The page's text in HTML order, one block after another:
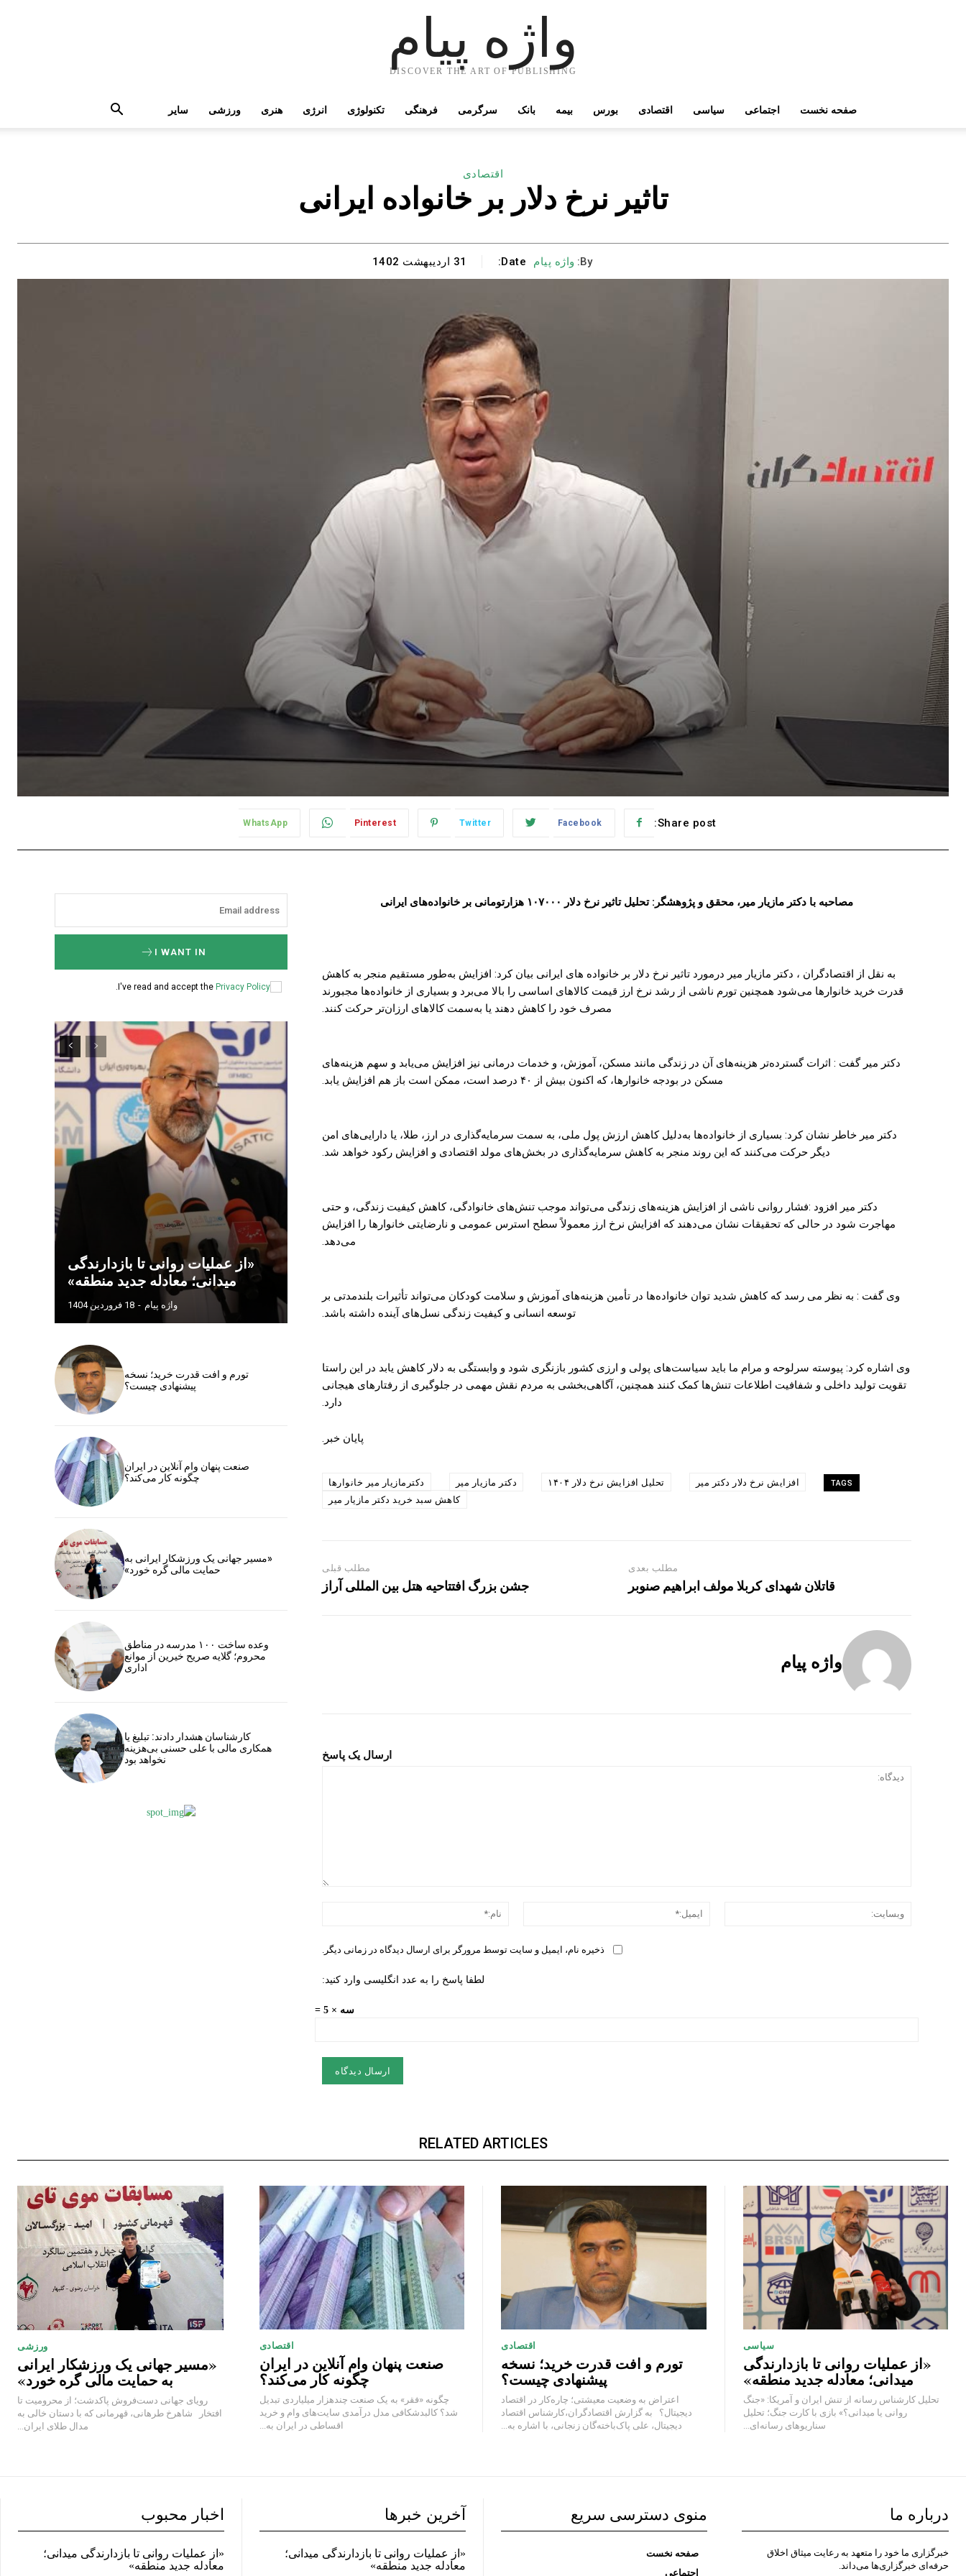
واژه پیام
DISCOVER THE ART OF PUBLISHING
صفحه نخست اجتماعی سیاسی اقتصادی بورس بیمه بانک سرگرمی فرهنگی تکنولوژی انرژی هنری ورزشی سایر
اقتصادی
تاثیر نرخ دلار بر خانواده ایرانی
By: واژه پیام Date: 31 اردیبهشت 1402
Share post:
Facebook
Twitter
Pinterest
WhatsApp
مصاحبه با دکتر مازیار میر، محقق و پژوهشگر: تحلیل تاثیر نرخ دلار ۱۰۷۰۰۰ هزارتومانی بر خانواده‌های ایرانی
به نقل از اقتصادگران ، دکتر مازیار میر درمورد تاثیر نرخ دلار بر خانواده های ایرانی بیان کرد: افزایش به‌طور مستقیم منجر به کاهش
قدرت خرید خانوارها می‌شود همچنین تورم ناشی از رشد نرخ ارز قیمت کالاهای اساسی را بالا می‌برد و بسیاری از خانواده‌ها مجبورند
مصرف خود را کاهش دهند یا به‌سمت کالاهای ارزان‌تر حرکت کنند.
دکتر میر گفت : اثرات گسترده‌تر هزینه‌های آن در زندگی مانند مسکن، آموزش، و خدمات درمانی نیز افزایش می‌یابد و سهم هزینه‌های
مسکن در بودجه خانوارها، که اکنون بیش از ۴۰ درصد است، ممکن است باز هم افزایش یابد.
دکتر میر خاطر نشان کرد: بسیاری از خانواده‌ها به‌دلیل کاهش ارزش پول ملی، به سمت سرمایه‌گذاری در ارز، طلا، یا دارایی‌های امن
دیگر حرکت می‌کنند که این روند منجر به کاهش سرمایه‌گذاری در بخش‌های مولد اقتصادی و افزایش رکود خواهد شد.
دکتر میر افزود :فشار روانی ناشی از افزایش هزینه‌های زندگی می‌تواند موجب تنش‌های خانوادگی، کاهش کیفیت زندگی، و حتی
مهاجرت شود در حالی که تحقیقات نشان می‌دهند که افزایش نرخ ارز معمولاً سطح استرس عمومی و نارضایتی خانوارها را افزایش
می‌دهد.
وی گفت : به نظر می رسد که کاهش شدید توان خانواده‌ها در تأمین هزینه‌های آموزش و سلامت کودکان می‌تواند تأثیرات بلندمدتی بر
توسعه انسانی و کیفیت زندگی نسل‌های آینده داشته باشد.
وی اشاره کرد: پیوسته سرلوحه و مرام ما باید سیاست‌های پولی و ارزی کشور بازنگری شود و وابستگی به دلار کاهش یابد در این راستا
تقویت تولید داخلی و شفافیت اطلاعات تنش‌ها کمک کنند همچنین، آگاهی‌بخشی به مردم نقش مهمی در جلوگیری از رفتارهای هیجانی
دارد.
پایان خبر.
TAGS افزایش نرخ دلار دکتر میر تحلیل افزایش نرخ دلار ۱۴۰۴ دکتر مازیار میر
دکترمازیار میر خانوارها
کاهش سبد خرید دکتر مازیار میر
مطلب قبلی
جشن بزرگ افتتاحیه هتل بین المللی آراز
مطلب بعدی
قاتلان شهدای کربلا مولف ابراهیم صنوبر
واژه پیام
ارسال یک پاسخ
ایمیل:* وبسایت:
ذخیره نام، ایمیل و سایت توسط مرورگر برای ارسال دیدگاه در زمانی دیگر.
لطفا پاسخ را به عدد انگلیسی وارد کنید:
سه × 5 =
I WANT IN
I've read and accept the Privacy Policy
«از عملیات روانی تا بازدارندگی
میدانی؛ معادله جدید منطقه»
واژه پیام - 18 فروردین 1404
تورم و افت قدرت خرید؛ نسخه
پیشنهادی چیست؟
صنعت پنهان وام آنلاین در ایران
چگونه کار می‌کند؟
«مسیر جهانی یک ورزشکار ایرانی به
حمایت مالی گره خورد»
وعده ساخت ۱۰۰ مدرسه در مناطق
محروم؛ گلایه صریح خیرین از موانع
اداری
کارشناسان هشدار دادند: تبلیغ یا
همکاری مالی با علی حسنی بی‌هزینه
نخواهد بود
RELATED ARTICLES
سیاسی
«از عملیات روانی تا بازدارندگی
میدانی؛ معادله جدید منطقه»
تحلیل کارشناس رسانه از تنش ایران و آمریکا: «جنگ
روانی یا میدانی؟» بازی با کارت جنگ؛ تحلیل
سناریوهای رسانه‌ای...
اقتصادی
تورم و افت قدرت خرید؛ نسخه
پیشنهادی چیست؟
اعتراض به وضعیت معیشتی؛ چاره‌کار در اقتصاد
دیجیتال؟ به گزارش اقتصادگران،کارشناس اقتصاد
دیجیتال، علی پاک‌باخته‌گان زنجانی، با اشاره به...
اقتصادی
صنعت پنهان وام آنلاین در ایران
چگونه کار می‌کند؟
چگونه «فقر» به یک صنعت چند‌هزار میلیاردی تبدیل
شد؟ کالبدشکافی مدل درآمدی سایت‌های وام و خرید
اقساطی در ایران به...
ورزشی
«مسیر جهانی یک ورزشکار ایرانی
به حمایت مالی گره خورد»
رویای جهانی دست‌فروش پاکدشت؛ از محرومیت تا
افتخار شاهرخ طرهانی، قهرمانی که با دستان خالی به
مدال طلای ایران...
درباره ما
خبرگزاری ما خود را متعهد به رعایت میثاق اخلاق
حرفه‌ای خبرگزاری‌ها می‌داند.
منوی دسترسی سریع
صفحه نخست
اجتماعی
آخرین خبرها
«از عملیات روانی تا بازدارندگی میدانی؛
معادله جدید منطقه»
اخبار محبوب
«از عملیات روانی تا بازدارندگی میدانی؛
معادله جدید منطقه»